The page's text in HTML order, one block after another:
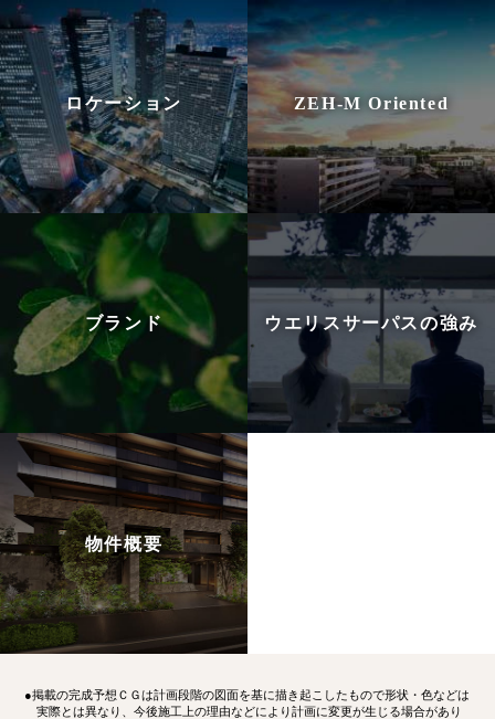
●掲載の完成予想ＣＧは計画段階の図面を基に描き起こしたもので形状・色などは
実際とは異なり、今後施工上の理由などにより計画に変更が生じる場合があり
ロケーション ZEH-M Oriented
ブランド ウエリスサーパスの強み
物件概要